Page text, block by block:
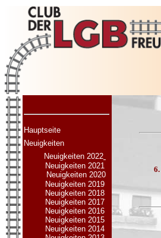
Hauptseite
Neuigkeiten
Neuigkeiten 2022
Neuigkeiten 2021
Neuigkeiten 2020
Neuigkeiten 2019
Neuigkeiten 2018
Neuigkeiten 2017
Neuigkeiten 2016
Neuigkeiten 2015
Neuigkeiten 2014